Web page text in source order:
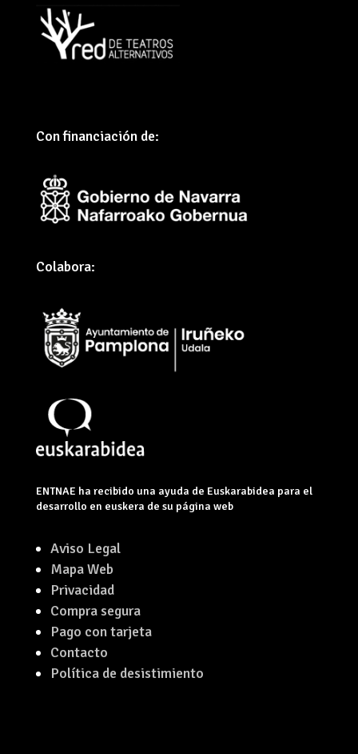
Con financiación de:
Colabora:
ENTNAE ha recibido una ayuda de Euskarabidea para el
desarrollo en euskera de su página web
Aviso Legal
Mapa Web
Privacidad
Compra segura
Pago con tarjeta
Contacto
Política de desistimiento